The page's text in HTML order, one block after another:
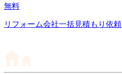
無料
リフォーム会社一括見積もり依頼